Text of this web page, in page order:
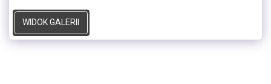
WIDOK GALERII